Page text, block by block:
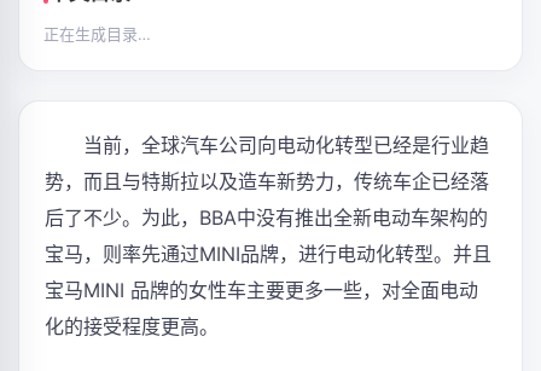
正在生成目录…
当前，全球汽车公司向电动化转型已经是行业趋
势，而且与特斯拉以及造车新势力，传统车企已经落
后了不少。为此，BBA中没有推出全新电动车架构的
宝马，则率先通过MINI品牌，进行电动化转型。并且
宝马MINI 品牌的女性车主要更多一些，对全面电动
化的接受程度更高。